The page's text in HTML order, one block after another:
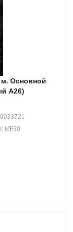
Основной
А26)
MF30